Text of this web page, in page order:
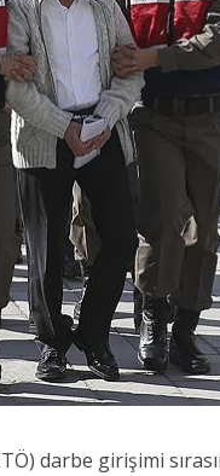
darbe girişimi